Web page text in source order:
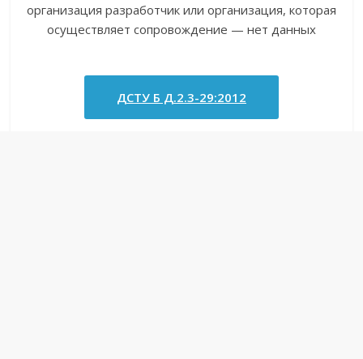
организация разработчик или организация, которая
осуществляет сопровождение — нет данных
ДСТУ Б Д.2.3-29:2012